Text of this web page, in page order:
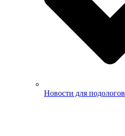
Новости для подологов